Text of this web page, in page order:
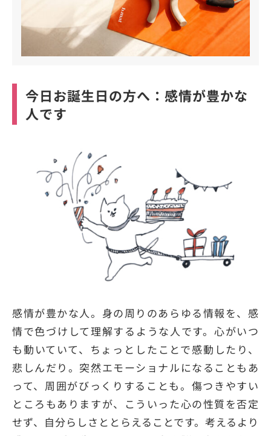
今日お誕生日の方へ：感情が豊かな
人です
感情が豊かな人。身の周りのあらゆる情報を、感
情で色づけして理解するような人です。心がいつ
も動いていて、ちょっとしたことで感動したり、
悲しんだり。突然エモーショナルになることもあ
って、周囲がびっくりすることも。傷つきやすい
ところもありますが、こういった心の性質を否定
せず、自分らしさととらえることです。考えるより